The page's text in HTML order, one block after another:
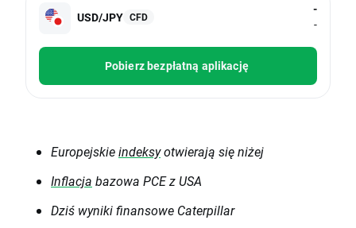
USD/JPY CFD
-
-
Pobierz bezpłatną aplikację
Europejskieindeksyotwierają się niżej
Inflacja bazowa PCE z USA
Dziś wyniki finansowe Caterpillar